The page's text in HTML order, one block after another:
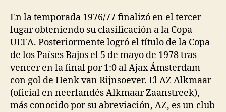
En la temporada 1976/77 finalizó en el tercer
lugar obteniendo su clasificación a la Copa
UEFA. Posteriormente logró el título de la Copa
de los Países Bajos el 5 de mayo de 1978 tras
vencer en la final por 1:0 al Ajax Ámsterdam
con gol de Henk van Rijnsoever. El AZ Alkmaar
(oficial en neerlandés Alkmaar Zaanstreek),
más conocido por su abreviación, AZ, es un club